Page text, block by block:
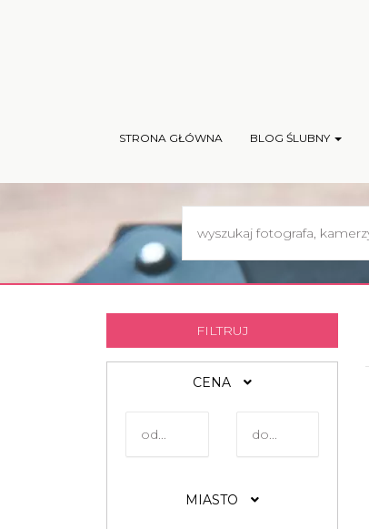
STRONA GŁÓWNA BLOG ŚLUBNY
FILTRUJ
CENA
MIASTO